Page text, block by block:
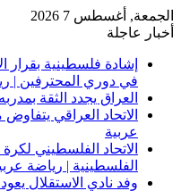
الجمعة, أغسطس 7 2026
أخبار عاجلة
إشادة فلسطينية بقرار
في دوري المحترفين |
العراق يجدد الثقة بمدربه حتى عام
الاتحاد العراقي
عربية
الاتحاد الفلسطيني
الفلسطينية | رياضة
وفد نادي الاستقلال